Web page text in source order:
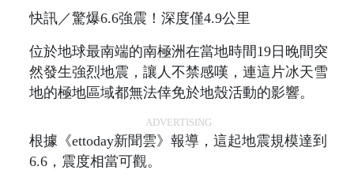
快訊／驚爆6.6強震！深度僅4.9公里
位於地球最南端的南極洲在當地時間19日晚間突
然發生強烈地震，讓人不禁感嘆，連這片冰天雪
地的極地區域都無法倖免於地殼活動的影響。
ADVERTISING
根據《ettoday新聞雲》報導，這起地震規模達到
6.6，震度相當可觀。